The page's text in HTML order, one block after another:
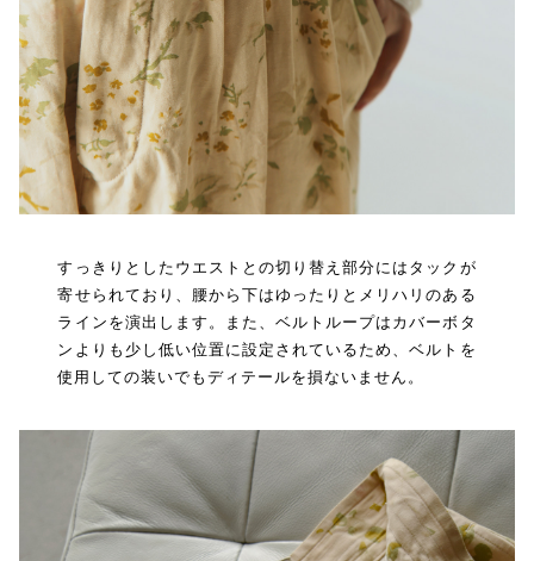
すっきりとしたウエストとの切り替え部分にはタックが
寄せられており、腰から下はゆったりとメリハリのある
ラインを演出します。また、ベルトループはカバーボタ
ンよりも少し低い位置に設定されているため、ベルトを
使用しての装いでもディテールを損ないません。